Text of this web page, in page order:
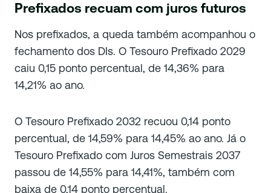
Prefixados recuam com juros futuros
Nos prefixados, a queda também acompanhou o
fechamento dos DIs. O Tesouro Prefixado 2029
caiu 0,15 ponto percentual, de 14,36% para
14,21% ao ano.
O Tesouro Prefixado 2032 recuou 0,14 ponto
percentual, de 14,59% para 14,45% ao ano. Já o
Tesouro Prefixado com Juros Semestrais 2037
passou de 14,55% para 14,41%, também com
baixa de 0,14 ponto percentual.